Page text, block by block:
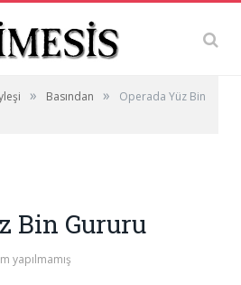
» Basından »
Operada Yüz Bin
Bin Gururu
yapılmamış